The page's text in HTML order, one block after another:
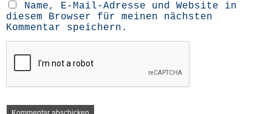
Name, E-Mail-Adresse und Website in
diesem Browser für meinen nächsten
Kommentar speichern.